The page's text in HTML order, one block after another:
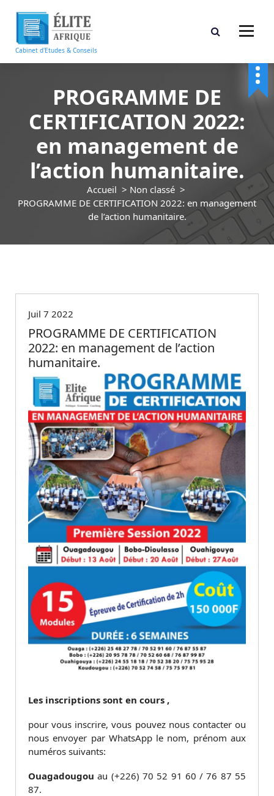
r
Cabinet d'Etudes & Conseils
PROGRAMME DE
CERTIFICATION 2022:
en management de
l’action humanitaire.
Accueil > Non classé>
PROGRAMME DE CERTIFICATION 2022: en management
de l’action humanitaire.
Juil 7 2022
PROGRAMME DE CERTIFICATION
2022: en management de l’action
humanitaire.
Les inscriptions sont en cours ,
pour vous inscrire, vous pouvez nous contacter ou
nous envoyer par WhatsApp le nom, prénom aux
numéros suivants:
Ouagadougou au (+226) 70 52 91 60 / 76 87 55
87.